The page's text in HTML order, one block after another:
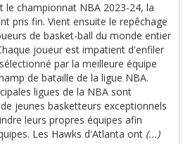
le championnat NBA 2023-24, la
pris fin. Vient ensuite le repêchage
de basket-ball du monde entier
joueur est impatient d'enfiler
par la meilleure équipe
de bataille de la ligue NBA.
ligues de la NBA sont
jeunes basketteurs exceptionnels
leurs propres équipes afin
Les Hawks d'Atlanta ont (...)